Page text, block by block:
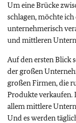
Um eine Brücke
schlagen, möchte
unternehmerisch
und mittleren
Auf den ersten Blick
der großen
großen Firmen, die
Produkte verkaufen.
allem mittlere
Und es werden